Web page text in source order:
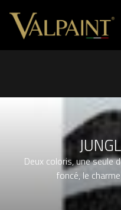
Deux coloris, une seule
foncé, le